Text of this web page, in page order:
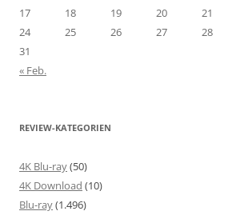
17
18 19 20 21
24
25 26 27 28
31
« Feb.
REVIEW-KATEGORIEN
4K Blu-ray(50)
4K Download (10)
Blu-ray(1.496)